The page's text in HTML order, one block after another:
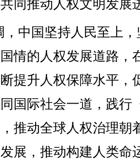
同推动人权文明发展
，中国坚持人民至上
情的人权发展道路，
提升人权保障水平，
国际社会一道，践行
推动全球人权治理朝
展，推动构建人类命